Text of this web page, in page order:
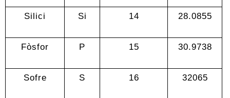
Silici Si 14 28.0855
Fòsfor P 15 30.9738
Sofre S 16 32065